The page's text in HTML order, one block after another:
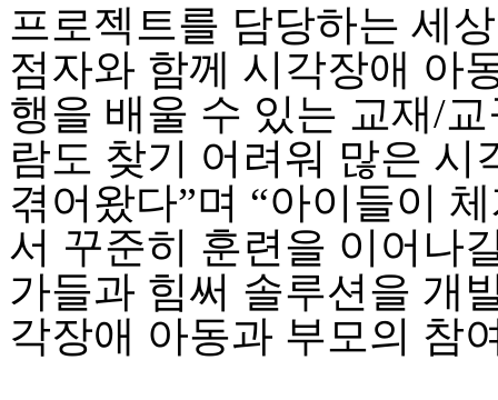
프로젝트를 담당하는 세
점자와 함께 시각장애 아
행을 배울 수 있는 교재/
람도 찾기 어려워 많은
겪어왔다”며 “아이들이
서 꾸준히 훈련을 이어나
가들과 힘써 솔루션을 개
각장애 아동과 부모의 참